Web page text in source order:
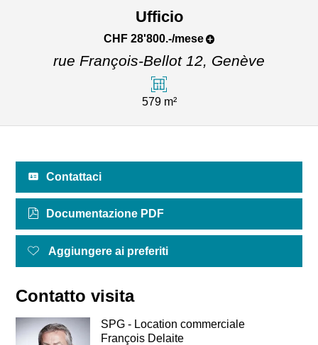
Ufficio
CHF 28'800.-/mese
rue François-Bellot 12, Genève
579 m²
Contattaci
Documentazione PDF
Aggiungere ai preferiti
Contatto visita
SPG - Location commerciale
François Delaite